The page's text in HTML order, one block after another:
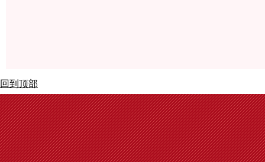
回到顶部